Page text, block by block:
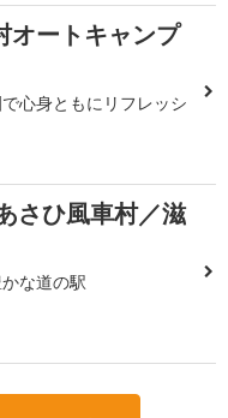
オートキャンプ
心身ともにリフレッシ
さひ風車村／滋
な道の駅